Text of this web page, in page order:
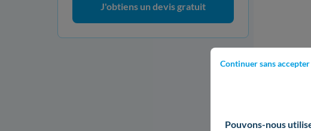
Continuer sans accepter
Pouvons-nous
J'obtiens un devis gratuit
Garantie 20 ans Garantie 25 ans
Les